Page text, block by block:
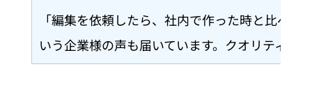
「編集を依頼したら、社内で作った時と比べて
いう企業様の声も届いています。クオリティの